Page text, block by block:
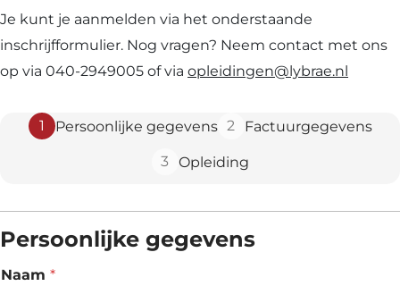
Je kunt je aanmelden via het onderstaande
inschrijfformulier. Nog vragen? Neem contact met ons
op via 040-2949005 of via opleidingen@lybrae.nl
1 Persoonlijke gegevens 2 Factuurgegevens
3 Opleiding
Persoonlijke gegevens
Naam *